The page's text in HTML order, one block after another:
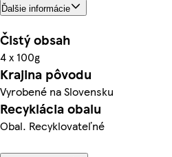
Ďalšie informácie
Čistý obsah
4 x 100g
Krajina pôvodu
Vyrobené na Slovensku
Recyklácia obalu
Obal. Recyklovateľné